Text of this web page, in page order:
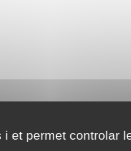
et permet controlar